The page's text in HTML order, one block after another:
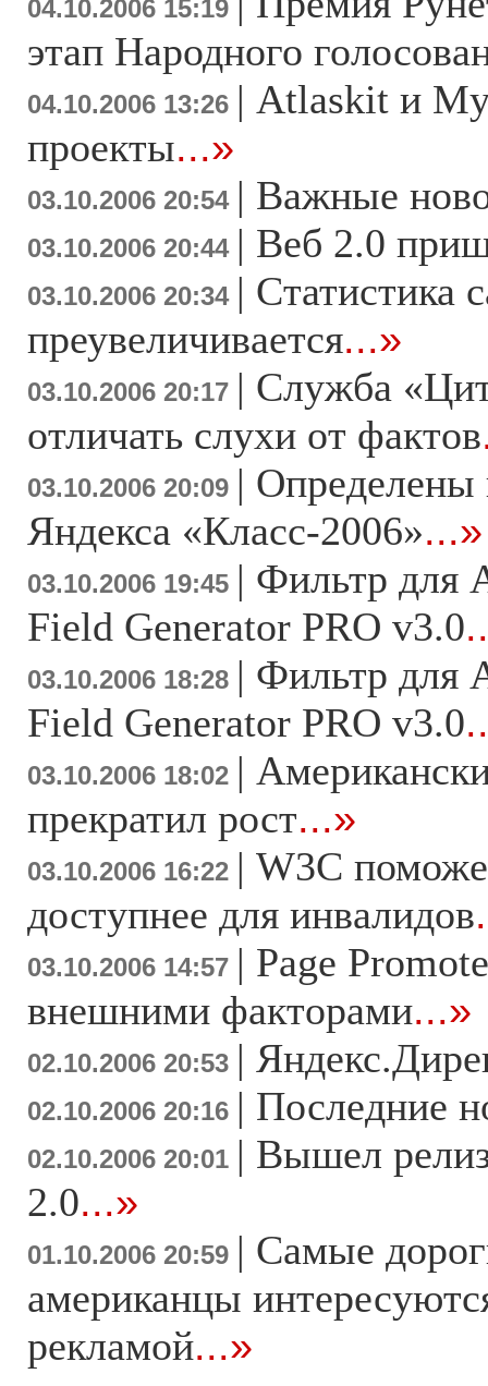
04.10.2006 15:19
этап Народного
04.10.2006 13:26 | Atlaskit и
проекты...»
03.10.2006 20:54 | Важные
03.10.2006 20:44 | Веб 2.0
03.10.2006 20:34 | Статистика
преувеличивается...»
03.10.2006 20:17 | Служба
отличать слухи от фактов
03.10.2006 20:09 | Определены
Яндекса «Класс-2006»...»
03.10.2006 19:45 | Фильтр для
Field Generator PRO v3.0
03.10.2006 18:28 | Фильтр для
Field Generator PRO v3.0
03.10.2006 18:02 |
прекратил рост...»
03.10.2006 16:22 | W3C
доступнее для инвалидов
03.10.2006 14:57 | Page
внешними факторами...»
02.10.2006 20:53 |
02.10.2006 20:16 | Последние
02.10.2006 20:01 | Вышел
2.0...»
01.10.2006 20:59 | Самые
американцы
рекламой...»